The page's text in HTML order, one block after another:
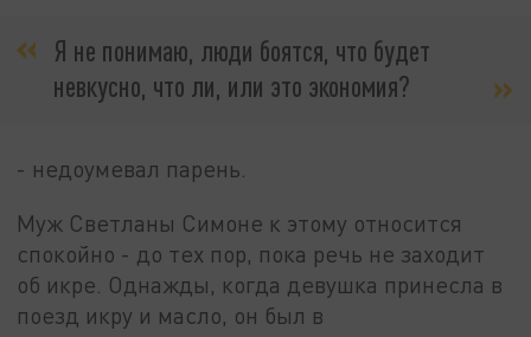
Я не понимаю, люди боятся, что будет
невкусно, что ли, или это экономия?
- недоумевал парень.
Муж Светланы Симоне к этому относится
спокойно - до тех пор, пока речь не заходит
об икре. Однажды, когда девушка принесла в
поезд икру и масло, он был в